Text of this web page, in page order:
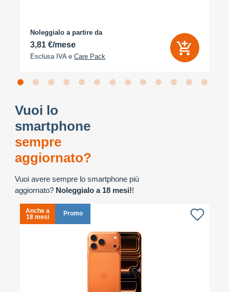
Noleggialo a partire da
3,81 €/mese
Esclusa IVA e Care Pack
Vuoi lo
smartphone
sempre
aggiornato?
Vuoi avere sempre lo smartphone più
aggiornato? Noleggialo a 18 mesi!!
Anche a
18 mesi
Promo